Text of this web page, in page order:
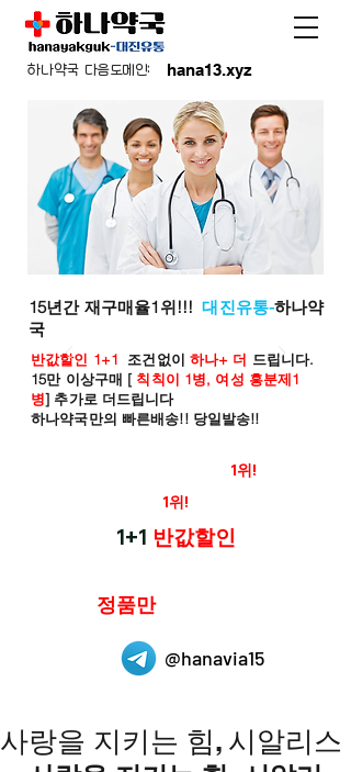
hana13.xyz
하나약국 다음도메인:
15년간 재구매율1위!!!대진유통-하나약
국
반값할인 1+1 조건없이 하나+ 더 드립니다.
15만 이상구매 [ 칙칙이 1병, 여성 흥분제1
병] 추가로 더드립니다
하나약국만의 빠른배송!! 당일발송!!
1위!
1위!
1+1 반값할인
정품만
@hanavia15
사랑을 지키는 힘, 시알리스